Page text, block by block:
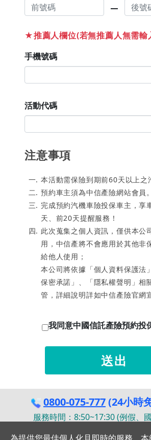
remove
★推薦人欄位(若無推薦人無需輸
手機號碼
活動代碼
注意事項
本活動需保險到期前60天以上之
預約車主須為中信產險網站會員。
完成預約汽機車險投保車主，享
天、前20天提醒服務！
此次蒐集之個人資訊，僅供本公
用，中信產將不會應用於其他非
給他人使用；
本公司將依據「個人資料保護法
保密承諾」、「隱私權聲明」相
管，詳細說明詳如中信產險官網
我同意中國信託產險預約投
送出
0800-075-777(24小時
服務時間：8:50~17:30 (例假、